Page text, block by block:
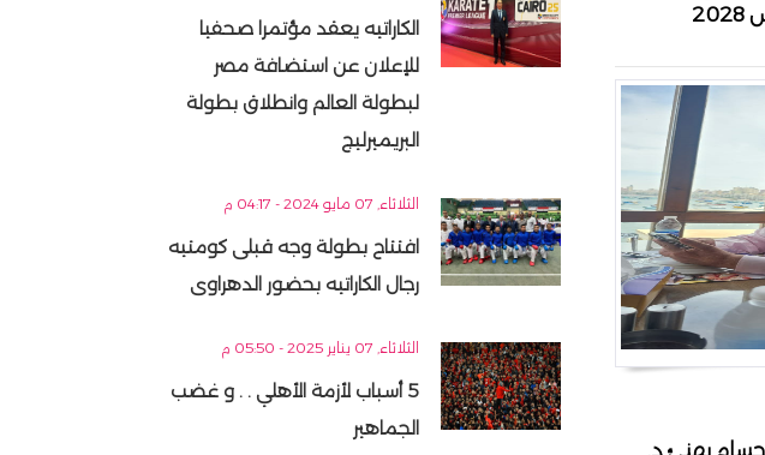
يهنئ د.
الكاراتيه يعقد مؤتمرا صحفيا
للإعلان عن استضافة مصر
لبطولة العالم وانطلاق بطولة
البريميرليج
الثلاثاء, 07 مايو 2024 - 04:17 م
افتتاح بطولة وجه قبلى كومتيه
رجال الكاراتيه بحضور الدهراوى
الثلاثاء, 07 يناير 2025 - 05:50 م
5 أسباب لأزمة الأهلي . . و غضب
الجماهير